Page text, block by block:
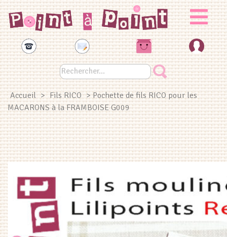
Accueil > Fils RICO > Pochette de fils RICO pour les
MACARONS à la FRAMBOISE G009
Panneau de gestion des cookies